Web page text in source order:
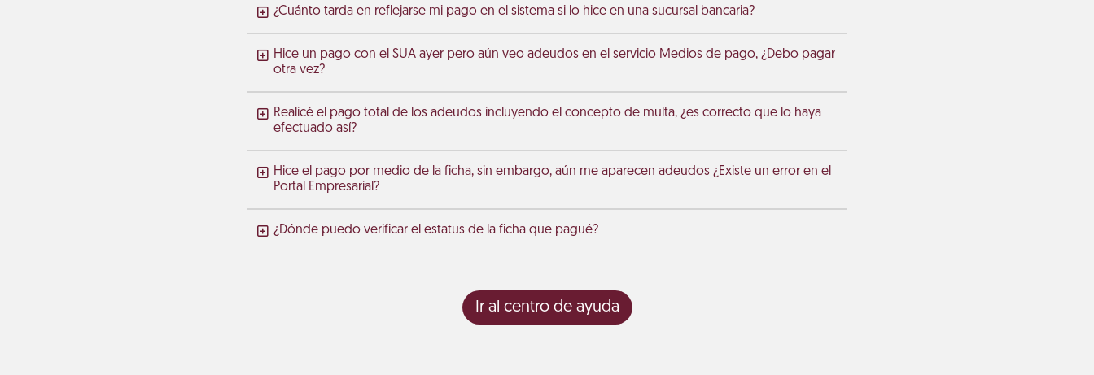
¿Cuánto tarda en reflejarse mi pago en el sistema si lo hice en una sucursal bancaria?
Hice un pago con el SUA ayer pero aún veo adeudos en el servicio Medios de pago, ¿Debo pagar
otra vez?
Realicé el pago total de los adeudos incluyendo el concepto de multa, ¿es correcto que lo haya
efectuado así?
Hice el pago por medio de la ficha, sin embargo, aún me aparecen adeudos ¿Existe un error en el
Portal Empresarial?
¿Dónde puedo verificar el estatus de la ficha que pagué?
Ir al centro de ayuda